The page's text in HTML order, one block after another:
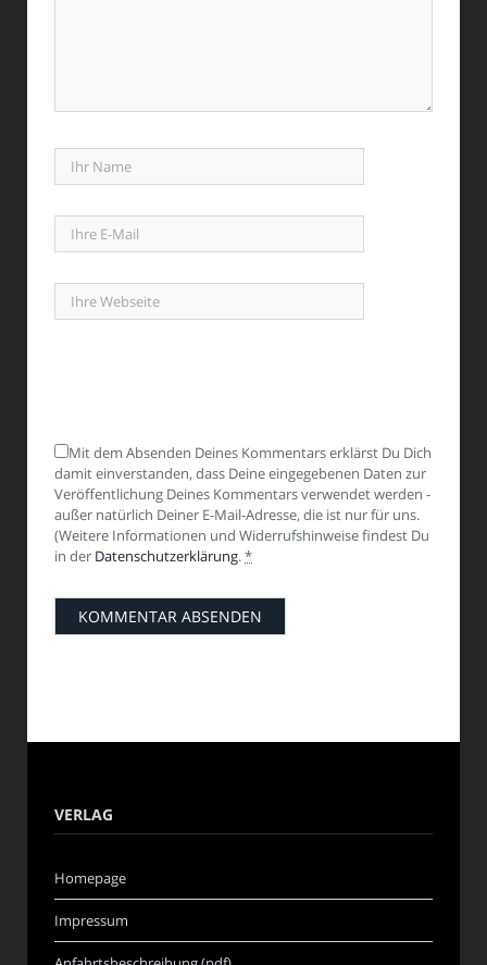
Mit dem Absenden Deines Kommentars erklärst Du Dich
damit einverstanden, dass Deine eingegebenen Daten zur
Veröffentlichung Deines Kommentars verwendet werden -
außer natürlich Deiner E-Mail-Adresse, die ist nur für uns.
(Weitere Informationen und Widerrufshinweise findest Du
in der Datenschutzerklärung. *
VERLAG
Homepage
Impressum